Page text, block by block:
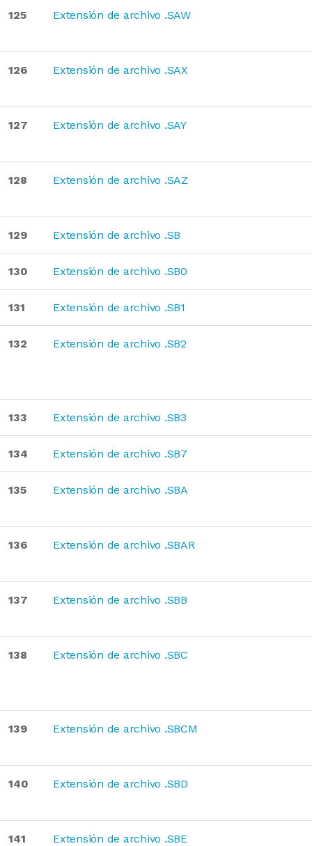
125 Extensión de archivo .SAW
126 Extensión de archivo .SAX
127 Extensión de archivo .SAY
128 Extensión de archivo .SAZ
129 Extensión de archivo .SB
130 Extensión de archivo .SB0
131 Extensión de archivo .SB1
132 Extensión de archivo .SB2
133 Extensión de archivo .SB3
134 Extensión de archivo .SB7
135 Extensión de archivo .SBA
136 Extensión de archivo .SBAR
137 Extensión de archivo .SBB
138 Extensión de archivo .SBC
139 Extensión de archivo .SBCM
140 Extensión de archivo .SBD
141 Extensión de archivo .SBE